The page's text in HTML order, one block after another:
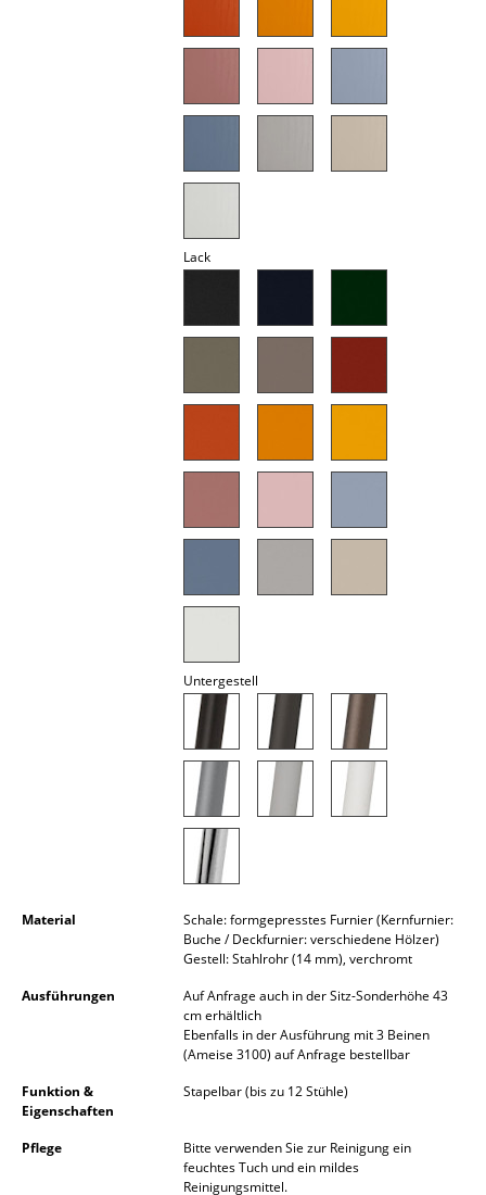
Aufbewahrungsboxen
... alle Accessoires
Schlafzimmer
Arbeitszimmer
Badezimmer
Lack
Untergestell
Material
Schale: formgepresstes Furnier (Kernfurnier:
Buche / Deckfurnier: verschiedene Hölzer)
Gestell: Stahlrohr (14 mm), verchromt
Ausführungen
Auf Anfrage auch in der Sitz-Sonderhöhe 43
cm erhältlich
Ebenfalls in der Ausführung mit 3 Beinen
(Ameise 3100) auf Anfrage bestellbar
Funktion &
Eigenschaften
Stapelbar (bis zu 12 Stühle)
Pflege
Bitte verwenden Sie zur Reinigung ein
feuchtes Tuch und ein mildes
Reinigungsmittel.